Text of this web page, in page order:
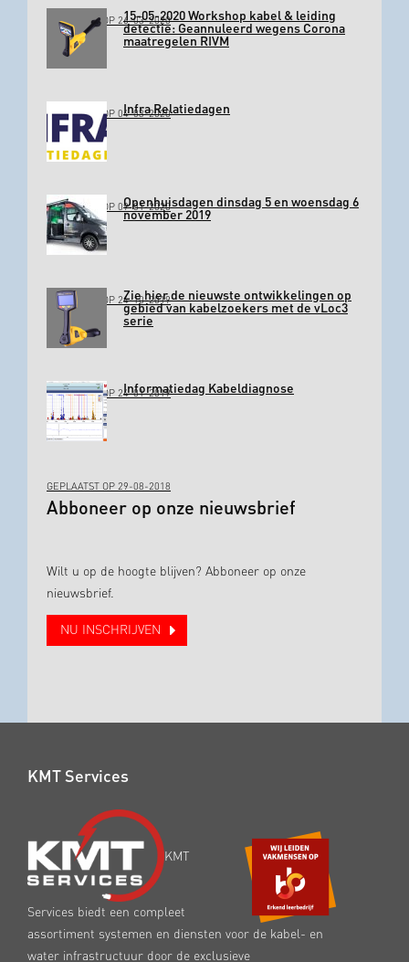
GEPLAATST OP 26-03-202015-05-2020 Workshop kabel & leiding
detectie: Geannuleerd wegens Corona
maatregelen RIVM
GEPLAATST OP 04-03-2020Infra Relatiedagen
GEPLAATST OP 09-01-2020Openhuisdagen dinsdag 5 en woensdag 6
november 2019
GEPLAATST OP 24-10-2019Zie hier de nieuwste ontwikkelingen op
gebied van kabelzoekers met de vLoc3
serie
GEPLAATST OP 24-01-2019Informatiedag Kabeldiagnose
GEPLAATST OP 29-08-2018
Abboneer op onze nieuwsbrief
Wilt u op de hoogte blijven? Abboneer op onze
nieuwsbrief.
NU INSCHRIJVEN
KMT Services
KMT
Services biedt een compleet
assortiment systemen en diensten voor de kabel- en
water infrastructuur door de exclusieve